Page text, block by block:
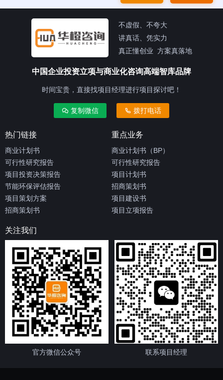
不虚假、不夸大
讲真话、凭实力
真正懂创业 方案真落地
中国企业投资立项与商业化咨询高端智库品牌
时间宝贵，直接找项目经理进行项目探讨吧！
复制微信 拨打电话
热门链接
商业计划书
可行性研究报告
项目投资决策报告
节能环保评估报告
项目策划方案
招商策划书
重点业务
商业计划书（BP）
可行性研究报告
项目计划书
招商策划书
项目建设书
项目立项报告
关注我们
官方微信公众号 联系项目经理